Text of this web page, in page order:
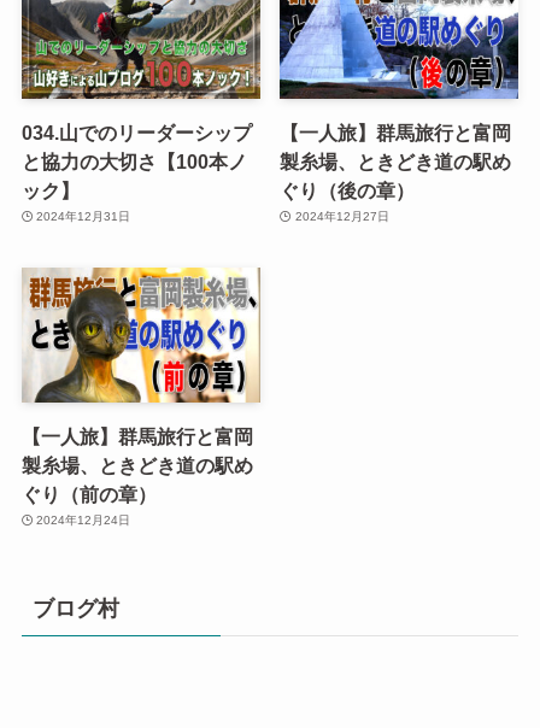
034.山でのリーダーシップ
と協力の大切さ【100本ノ
ック】
2024年12月31日
【一人旅】群馬旅行と富岡
製糸場、ときどき道の駅め
ぐり（後の章）
2024年12月27日
【一人旅】群馬旅行と富岡
製糸場、ときどき道の駅め
ぐり（前の章）
2024年12月24日
ブログ村